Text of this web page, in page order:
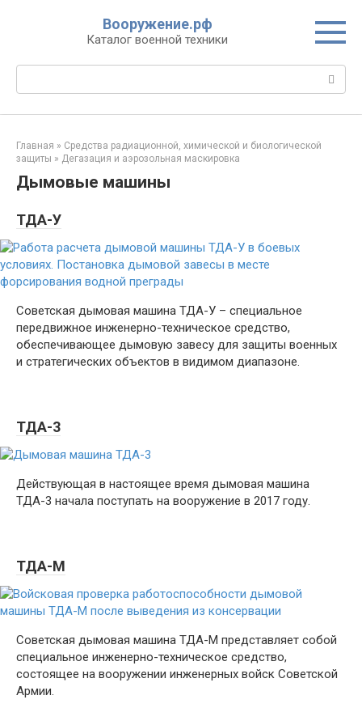
Вооружение.рф
Каталог военной техники
Поиск:
Главная » Средства радиационной, химической и биологической
защиты » Дегазация и аэрозольная маскировка
Дымовые машины
ТДА-У
Советская дымовая машина ТДА-У – специальное
передвижное инженерно-техническое средство,
обеспечивающее дымовую завесу для защиты военных
и стратегических объектов в видимом диапазоне.
ТДА-3
Действующая в настоящее время дымовая машина
ТДА-3 начала поступать на вооружение в 2017 году.
ТДА-М
Советская дымовая машина ТДА-М представляет собой
специальное инженерно-техническое средство,
состоящее на вооружении инженерных войск Советской
Армии.